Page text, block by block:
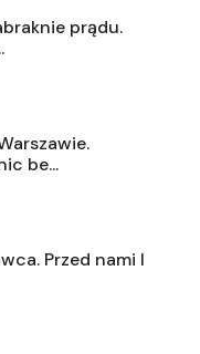
prądu.
be...
Przed nami I